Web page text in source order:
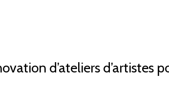
d’ateliers d’artistes